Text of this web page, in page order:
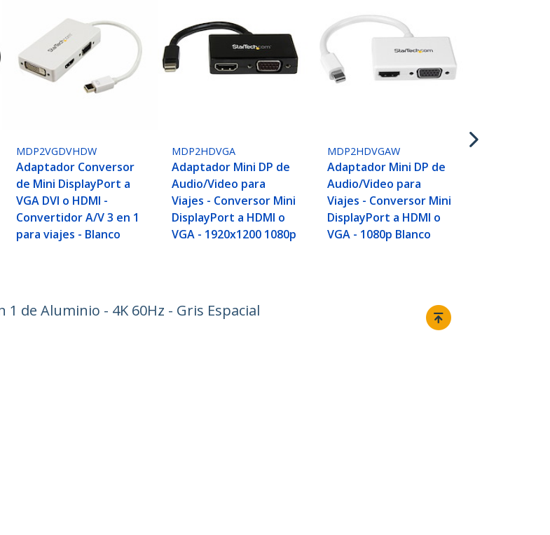
MDP2VGDVHDW
Adaptador Conversor
de Mini DisplayPort a
VGA DVI o HDMI -
Convertidor A/V 3 en 1
para viajes - Blanco
MDP2HDVGA
Adaptador Mini DP de
Audio/Video para
Viajes - Conversor Mini
DisplayPort a HDMI o
VGA - 1920x1200 1080p
MDP2HDVGAW
Adaptador Mini DP de
Audio/Video para
Viajes - Conversor Mini
DisplayPort a HDMI o
VGA - 1080p Blanco
de Aluminio - 4K 60Hz - Gris Espacial